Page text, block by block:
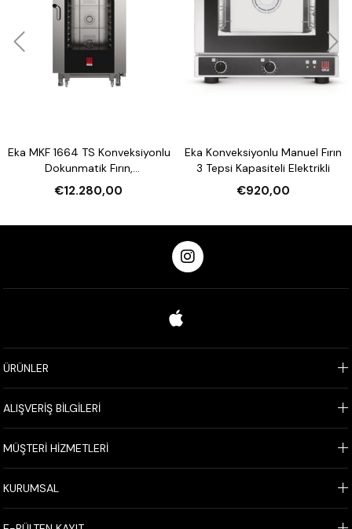
Eka MKF 1664 TS Konveksiyonlu
Dokunmatik Fırın,
Nemlendirmeli 16 Tepsi
Kapasiteli Elektrikli
€12.280,00
Eka Konveksiyonlu Manuel Fırın
3 Tepsi Kapasiteli Elektrikli
€920,00
ÜRÜNLER
ALIŞVERİŞ BİLGİLERİ
MÜŞTERİ HİZMETLERİ
KURUMSAL